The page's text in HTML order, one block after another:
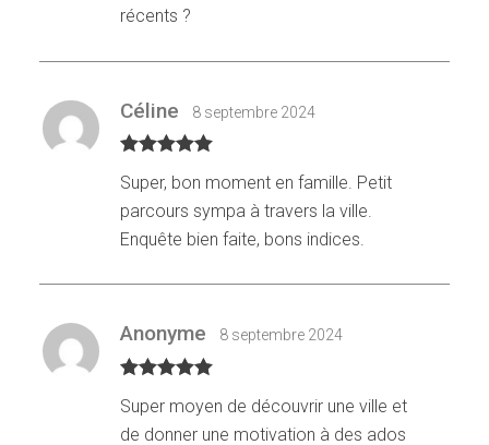
récents ?
5
Céline 8 septembre 2024
Super, bon moment en famille. Petit
parcours sympa à travers la ville.
Enquête bien faite, bons indices.
5
Anonyme 8 septembre 2024
Super moyen de découvrir une ville et
de donner une motivation à des ados